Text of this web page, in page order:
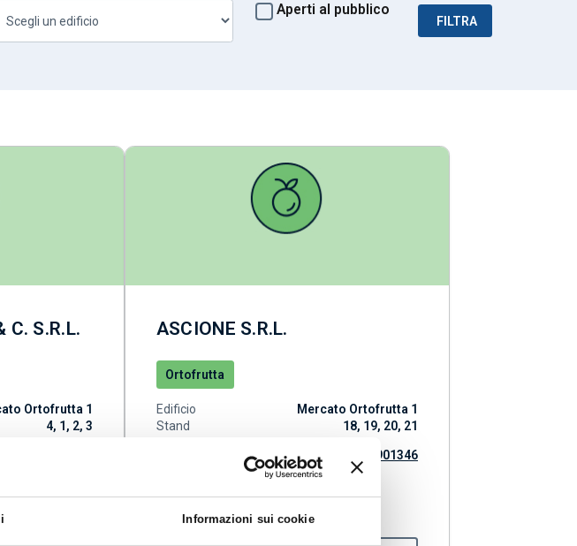
Informazioni sui cookie
Aperti al pubblico
FILTRA
C. S.R.L.
Ortofrutta 1
4, 1, 2, 3
ASCIONE S.R.L.
Ortofrutta
Edificio
Mercato Ortofrutta 1
Stand
18, 19, 20, 21
0259901346